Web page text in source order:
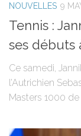
NOUVELLES 9
Tennis :
ses débuts
Ce samedi,
l’Autrichien
Masters 1000 de